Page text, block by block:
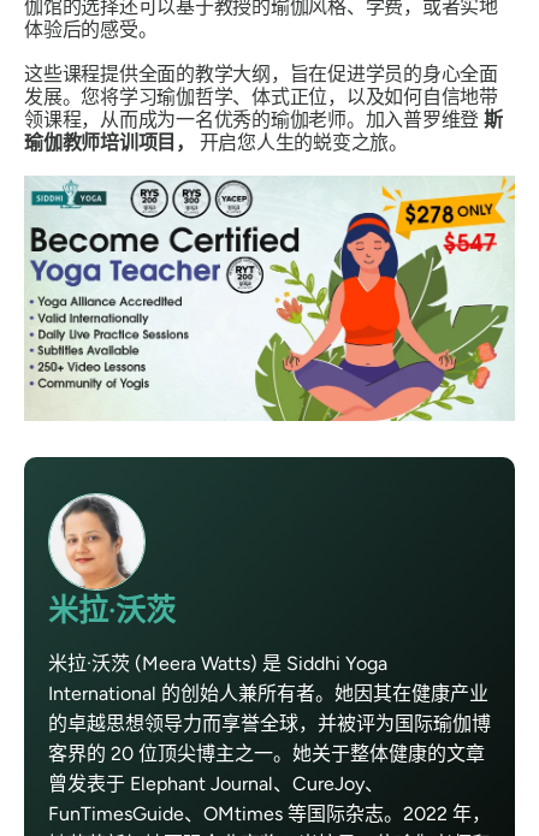
伽馆的选择还可以基于教授的瑜伽风格、学费，或者实地
体验后的感受。
这些课程提供全面的教学大纲，旨在促进学员的身心全面
发展。您将学习瑜伽哲学、体式正位，以及如何自信地带
领课程，从而成为一名优秀的瑜伽老师。加入普罗维登斯
瑜伽教师培训项目， 开启您人生的蜕变之旅。
米拉·沃茨
米拉·沃茨 (Meera Watts) 是 Siddhi Yoga
International 的创始人兼所有者。她因其在健康产业
的卓越思想领导力而享誉全球，并被评为国际瑜伽博
客界的 20 位顶尖博主之一。她关于整体健康的文章
曾发表于 Elephant Journal、CureJoy、
FunTimesGuide、OMtimes 等国际杂志。2022 年，